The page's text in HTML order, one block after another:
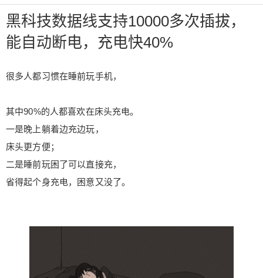
黑科技数据线支持10000多次插拔，
能自动断电，充电快40%
很多人都习惯在睡前玩手机，
其中90%的人都喜欢在床头充电。
一是晚上躺着边充边玩，
床头更方便；
二是睡前玩困了可以直接充，
省得起个身充电，困意又没了。
黑科技数据线支持10000多次插拔，能
自动断电，充电快40%
很多人都习惯在睡前玩手机， 其中90%的人都喜欢
在床头充电。 一是晚上躺着边充边玩， 床头更方
电，困意又没了。 但是，长时间通宵充电， 电充满
后进行循环重复充电， 会加速电池老化， 电池坏了
就得换手机， 更可怕的是发生充电时的手机爆炸事
慌。 别怕！ 今天小编就给大家推荐一款 能自动断
机~ 苹果、安卓、Type-C应有尽有哦~ 为什么推荐